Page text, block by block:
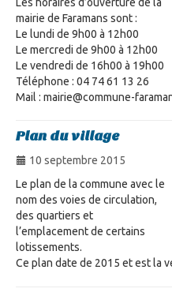
mairie de Faramans sont :
Le lundi de 9h00 à 12h00
Le mercredi de 9h00 à 12h00
Le vendredi de 16h00 à 19h00
Téléphone : 04 74 61 13 26
Mail : mairie@commune-
Plan du village
10 septembre 2015
Le plan de la commune avec le
nom des voies de circulation,
des quartiers et
l’emplacement de certains
lotissements.
Ce plan date de 2015 et est la